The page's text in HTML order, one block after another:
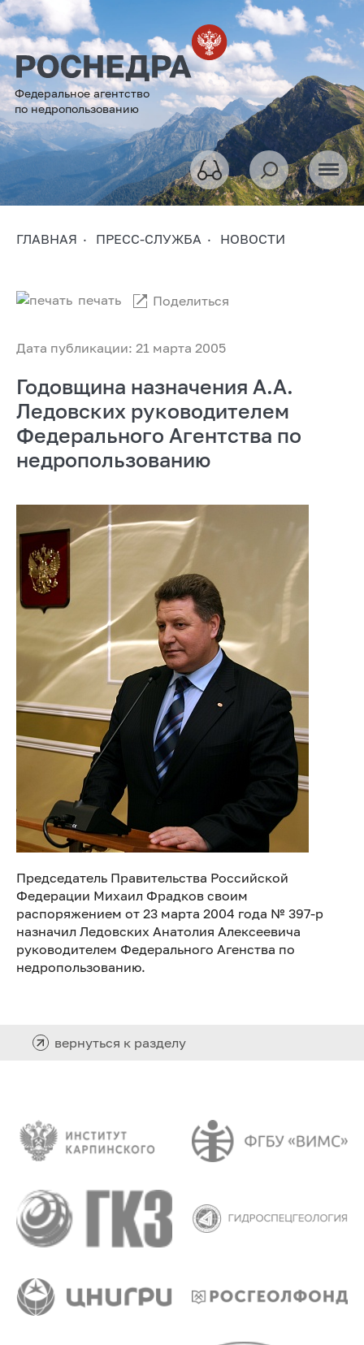
Федеральное агентство
по недропользованию
ГЛАВНАЯ ПРЕСС-СЛУЖБА НОВОСТИ
Дата публикации: 21 марта 2005
печать Поделиться
Годовщина назначения А.А.
Ледовских руководителем
Федерального Агентства по
недропользованию
Председатель Правительства Российской
Федерации Михаил Фрадков своим
распоряжением от 23 марта 2004 года № 397-р
назначил Ледовских Анатолия Алексеевича
руководителем Федерального Агенства по
недропользованию.
вернуться к разделу